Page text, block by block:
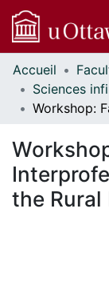
Communautés
et collections
Parcourir
À propos
Accueil
the Rural